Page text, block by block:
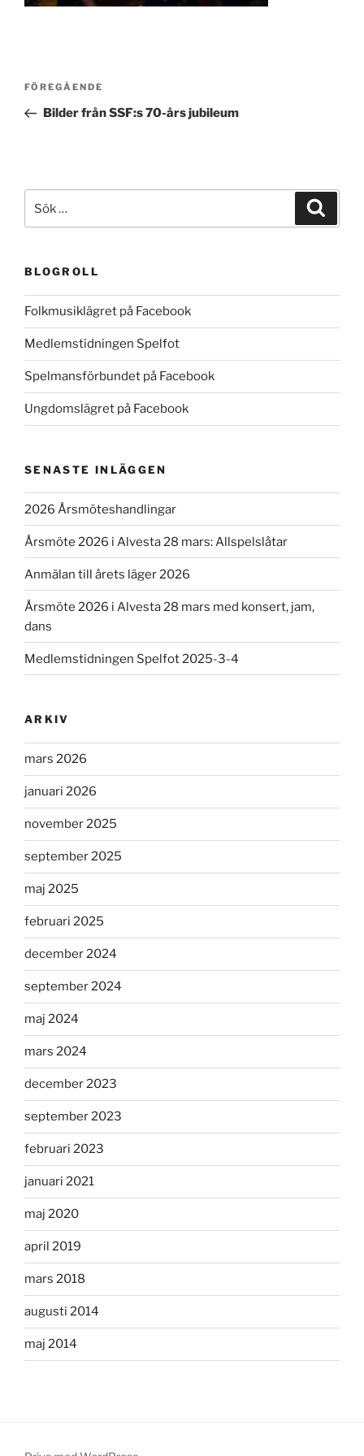
Inläggsnavigering
Föregående
inlägg
FÖREGÅENDE
Bilder från SSF:s 70-års jubileum
efter:
BLOGROLL
Folkmusiklägret på Facebook
Medlemstidningen Spelfot
Spelmansförbundet på Facebook
Ungdomslägret på Facebook
SENASTE INLÄGGEN
2026 Årsmöteshandlingar
Årsmöte 2026 i Alvesta 28 mars: Allspelslåtar
Anmälan till årets läger 2026
Årsmöte 2026 i Alvesta 28 mars med konsert, jam,
dans
Medlemstidningen Spelfot 2025-3-4
ARKIV
mars 2026
januari 2026
november 2025
september 2025
maj 2025
februari 2025
december 2024
september 2024
maj 2024
mars 2024
december 2023
september 2023
februari 2023
januari 2021
maj 2020
april 2019
mars 2018
augusti 2014
maj 2014